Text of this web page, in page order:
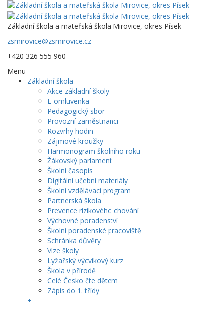
Základní škola a mateřská škola Mirovice, okres Písek
zsmirovice@zsmirovice.cz
+420 326 555 960
Menu
Základní škola
Akce základní školy
E-omluvenka
Pedagogický sbor
Provozní zaměstnanci
Rozvrhy hodin
Zájmové kroužky
Harmonogram školního roku
Žákovský parlament
Školní časopis
Digitální učební materiály
Školní vzdělávací program
Partnerská škola
Prevence rizikového chování
Výchovné poradenství
Školní poradenské pracoviště
Schránka důvěry
Vize školy
Lyžařský výcvikový kurz
Škola v přírodě
Celé Česko čte dětem
Zápis do 1. třídy
+